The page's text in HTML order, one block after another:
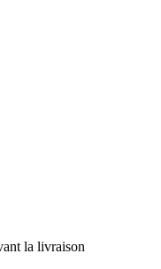
la livraison